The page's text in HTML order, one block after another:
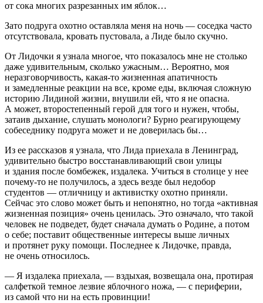
от сока многих разрезанных им яблок…
Зато подруга охотно оставляла меня на ночь — соседка часто
отсутствовала, кровать пустовала, а Лиде было скучно.
От Лидочки я узнала многое, что показалось мне не столько
даже удивительным, сколько ужасным… Вероятно, моя
неразговорчивость, какая-то жизненная апатичность
и замедленные реакции на все, кроме еды, включая сложную
историю Лидиной жизни, внушили ей, что я не опасна.
А может, второстепенный герой для того и нужен, чтобы,
затаив дыхание, слушать монологи? Бурно реагирующему
собеседнику подруга может и не доверилась бы…
Из ее рассказов я узнала, что Лида приехала в Ленинград,
удивительно быстро восстанавливающий свои улицы
и здания после бомбежек, издалека. Учиться в столице у нее
почему-то не получилось, а здесь везде был недобор
студентов — отличницу и активистку охотно приняли.
Сейчас это слово может быть и непонятно, но тогда «активная
жизненная позиция» очень ценилась. Это означало, что такой
человек не подведет, будет сначала думать о Родине, а потом
о себе; поставит общественные интересы выше личных
и протянет руку помощи. Последнее к Лидочке, правда,
не очень относилось.
— Я издалека приехала, — вздыхая, возвещала она, протирая
салфеткой темное лезвие яблочного ножа, — с периферии,
из самой что ни на есть провинции!